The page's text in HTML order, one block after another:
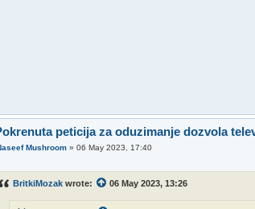
peticija za oduzimanje dozvola
Mushroom »06 May 2023, 17:40
BritkiMozak wrote: 06 May 2023, 13:26